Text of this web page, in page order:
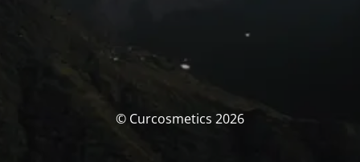
© Curcosmetics 2026